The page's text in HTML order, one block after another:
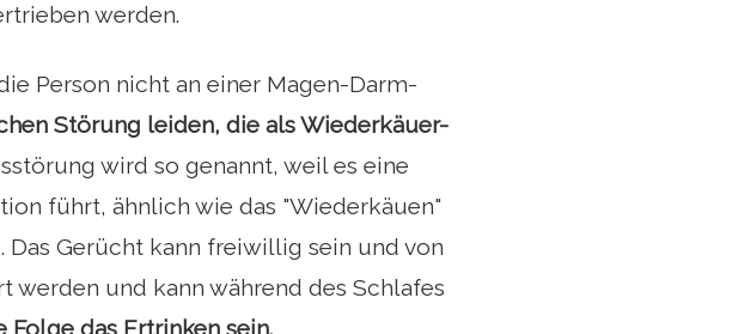
werden.
Person nicht an einer Magen-Darm-
Störung leiden, die als Wiederkäuer-
wird so genannt, weil es eine
führt, ähnlich wie das "Wiederkäuen"
Das Gerücht kann freiwillig sein und von
und kann während des Schlafes
das Ertrinken sein.